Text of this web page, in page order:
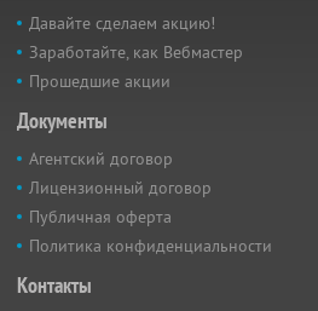
Давайте сделаем акцию!
Заработайте, как Вебмастер
Прошедшие акции
Документы
Агентский договор
Лицензионный договор
Публичная оферта
Политика конфиденциальности
Контакты